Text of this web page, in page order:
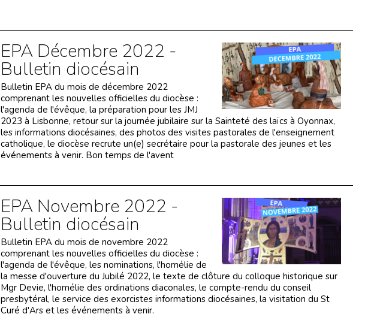
EPA Décembre 2022 -
Bulletin diocésain
Bulletin EPA du mois de décembre 2022
comprenant les nouvelles officielles du diocèse :
l'agenda de l'évêque, la préparation pour les JMJ
2023 à Lisbonne, retour sur la journée jubilaire sur la Sainteté des laïcs à Oyonnax,
les informations diocésaines, des photos des visites pastorales de l'enseignement
catholique, le diocèse recrute un(e) secrétaire pour la pastorale des jeunes et les
événements à venir. Bon temps de l'avent
EPA Novembre 2022 -
Bulletin diocésain
Bulletin EPA du mois de novembre 2022
comprenant les nouvelles officielles du diocèse :
l'agenda de l'évêque, les nominations, l'homélie de
la messe d'ouverture du Jubilé 2022, le texte de clôture du colloque historique sur
Mgr Devie, l'homélie des ordinations diaconales, le compte-rendu du conseil
presbytéral, le service des exorcistes informations diocésaines, la visitation du St
Curé d'Ars et les événements à venir.